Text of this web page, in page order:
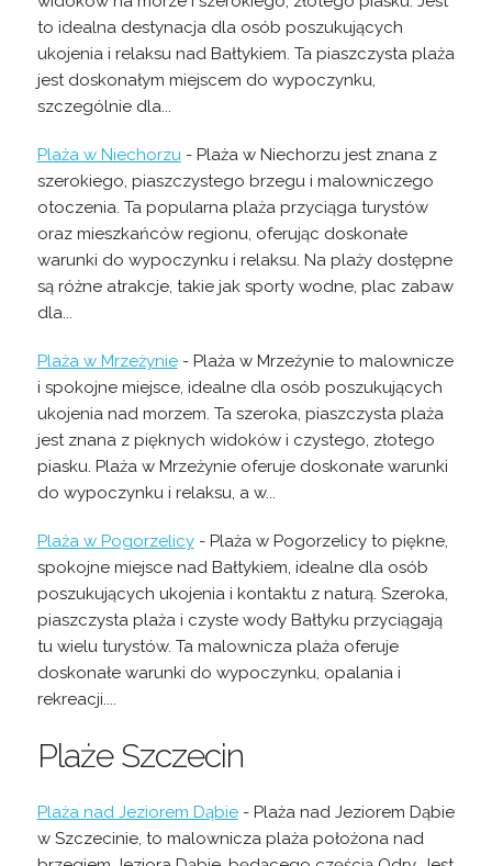
to idealna destynacja dla osób poszukujących
ukojenia i relaksu nad Bałtykiem. Ta piaszczysta plaża
jest doskonałym miejscem do wypoczynku,
szczególnie dla...
Plaża w Niechorzu- Plaża w Niechorzu jest znana z
szerokiego, piaszczystego brzegu i malowniczego
otoczenia. Ta popularna plaża przyciąga turystów
oraz mieszkańców regionu, oferując doskonałe
warunki do wypoczynku i relaksu. Na plaży dostępne
są różne atrakcje, takie jak sporty wodne, plac zabaw
dla...
Plaża w Mrzeżynie- Plaża w Mrzeżynie to malownicze
i spokojne miejsce, idealne dla osób poszukujących
ukojenia nad morzem. Ta szeroka, piaszczysta plaża
jest znana z pięknych widoków i czystego, złotego
piasku. Plaża w Mrzeżynie oferuje doskonałe warunki
do wypoczynku i relaksu, a w...
Plaża w Pogorzelicy- Plaża w Pogorzelicy to piękne,
spokojne miejsce nad Bałtykiem, idealne dla osób
poszukujących ukojenia i kontaktu z naturą. Szeroka,
piaszczysta plaża i czyste wody Bałtyku przyciągają
tu wielu turystów. Ta malownicza plaża oferuje
doskonałe warunki do wypoczynku, opalania i
rekreacji....
Plaże Szczecin
Plaża nad Jeziorem Dąbie- Plaża nad Jeziorem Dąbie
w Szczecinie, to malownicza plaża położona nad